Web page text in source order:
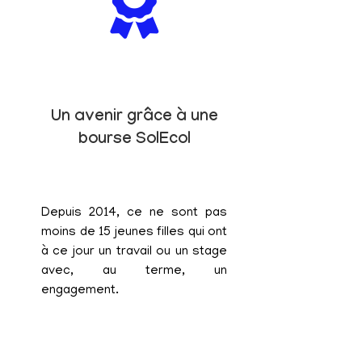
Un avenir grâce à une
bourse SolEcol
Depuis 2014, ce ne sont pas
moins de 15 jeunes filles qui ont
à ce jour un travail ou un stage
avec, au terme, un
engagement.